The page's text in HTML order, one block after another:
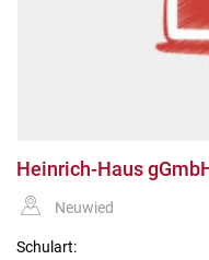
Heinrich-Haus
Neuwied
Schulart: